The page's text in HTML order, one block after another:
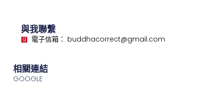
與我聯繫
電子信箱： buddhacorrect@gmail.com
相關連結
GOOGLE